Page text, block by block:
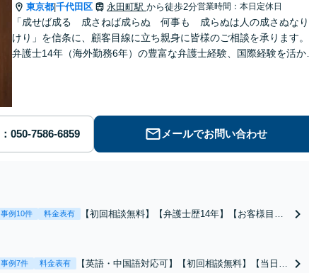
東京都 千代田区 永田町駅 から徒歩2分営業時間：本日定休日
「成せば成る 成さねば成らぬ 何事も 成らぬは人の成さぬなり
けり」を信条に、顧客目線に立ち親身に皆様のご相談を承ります。
弁護士14年（海外勤務6年）の豊富な弁護士経験、国際経験を活か
メールでお問い合わせ
事例10件 料金表有
【初回相談無料】【弁護士歴14年】【お客様目
事例7件 料金表有
【英語・中国語対応可】【初回相談無料】【当日/